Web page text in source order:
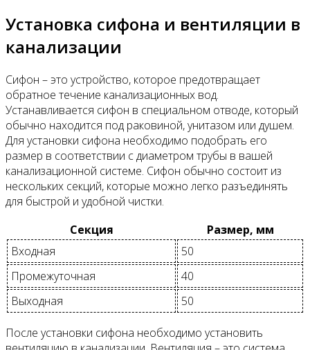
Установка сифона и вентиляции в
канализации
Сифон – это устройство, которое предотвращает
обратное течение канализационных вод.
Устанавливается сифон в специальном отводе, который
обычно находится под раковиной, унитазом или душем.
Для установки сифона необходимо подобрать его
размер в соответствии с диаметром трубы в вашей
канализационной системе. Сифон обычно состоит из
нескольких секций, которые можно легко разъединять
для быстрой и удобной чистки.
Секция
Размер, мм
Входная
50
Промежуточная
40
Выходная
50
После установки сифона необходимо установить